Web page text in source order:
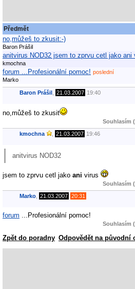
Předmět
no,můžeš to zkusit:-)
Baron Prášil
anitvirus NOD32 jsem to zprvu cetl jako ani
kmochna
forum ...Profesionální pomoc! poslední
Marko
Baron Prášil 21.03.2007 19:40
no,můžeš to zkusit
Souhlasím
kmochna 21.03.2007 19:46
anitvirus NOD32
jsem to zprvu cetl jako ani virus
Souhlasím
Marko 21.03.2007 20:31
forum ...Profesionální pomoc!
Souhlasím
Zpět do poradny Odpovědět na původní